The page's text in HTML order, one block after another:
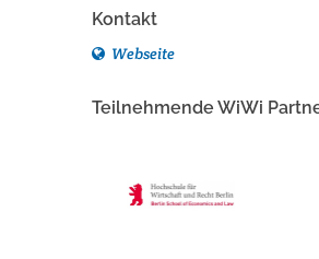
Kontakt
Webseite
Teilnehmende WiWi